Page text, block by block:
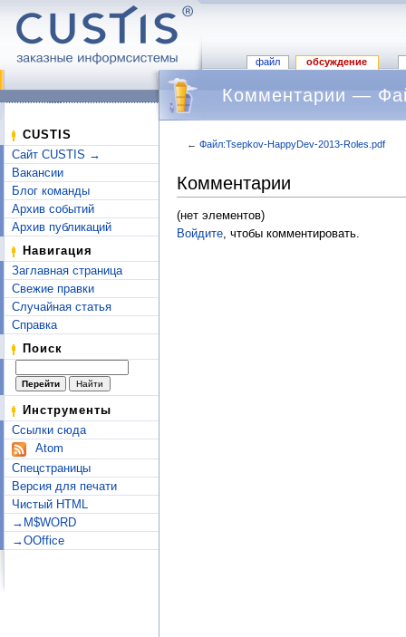
файл обсуждение
CUSTIS
Сайт CUSTIS →
Вакансии
Блог команды
Архив событий
Архив публикаций
Навигация
Заглавная страница
Свежие правки
Случайная статья
Справка
Поиск
Инструменты
Ссылки сюда
Atom
Спецстраницы
Версия для печати
Чистый HTML
→M$WORD
→OOffice
Комментарии —
← Файл:Tsepkov-HappyDev-2013-Roles.pdf
Комментарии
(нет элементов)
Войдите, чтобы комментировать.